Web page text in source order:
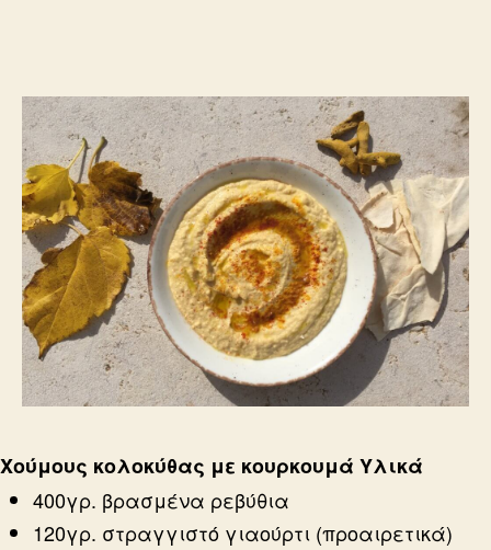
Χούμους κολοκύθας με κουρκουμά Υλικά
400γρ. βρασμένα ρεβύθια
120γρ. στραγγιστό γιαούρτι (προαιρετικά)